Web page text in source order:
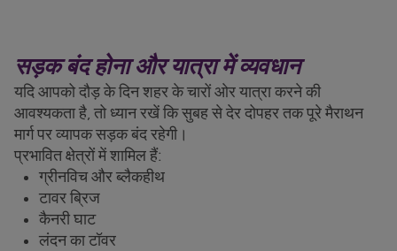
सड़क बंद होना और यात्रा में व्यवधान
यदि आपको दौड़ के दिन शहर के चारों ओर यात्रा करने की
आवश्यकता है, तो ध्यान रखें कि सुबह से देर दोपहर तक पूरे मैराथन
मार्ग पर व्यापक सड़क बंद रहेगी।
प्रभावित क्षेत्रों में शामिल हैं:
ग्रीनविच और ब्लैकहीथ
टावर ब्रिज
कैनरी घाट
लंदन का टॉवर